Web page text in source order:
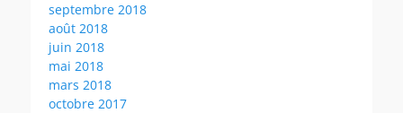
septembre 2018
août 2018
juin 2018
mai 2018
mars 2018
octobre 2017